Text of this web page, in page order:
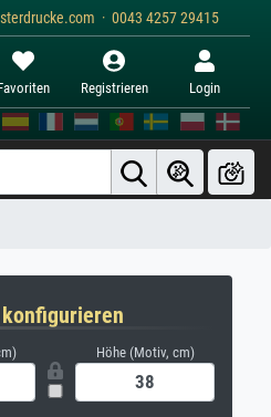
· 0043 4257 29415
Registrieren Login
Höhe (Motiv, cm)